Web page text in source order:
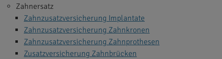
Zahnersatz
Zahnzusatzversicherung Implantate
Zahnzusatzversicherung Zahnkronen
Zahnzusatzversicherung Zahnprothesen
Zusatzversicherung Zahnbrücken